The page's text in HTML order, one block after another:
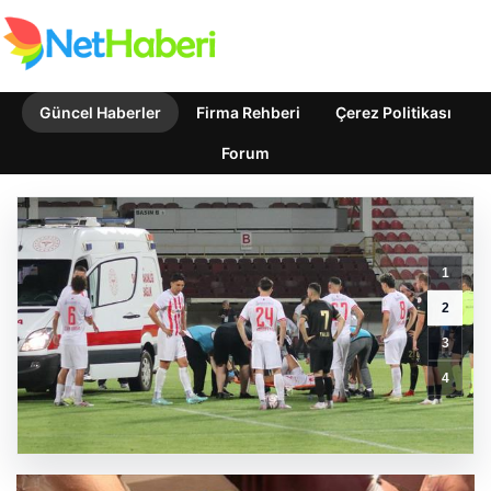
Güncel Haberler Firma Rehberi Çerez Politikası
Forum
1
2
3
4
İstanbul’da
Belediyeler
ve
Yönetim
Yapısında
Önemli
Değişiklikler
Yaşanıyor